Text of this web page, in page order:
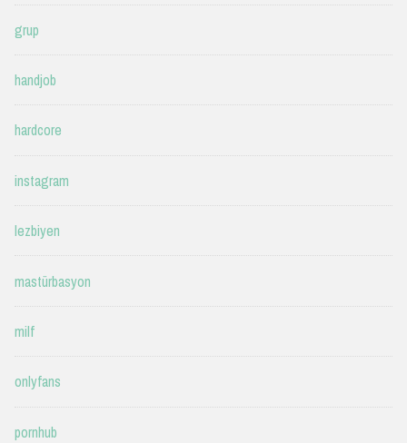
grup
handjob
hardcore
instagram
lezbiyen
mastürbasyon
milf
onlyfans
pornhub